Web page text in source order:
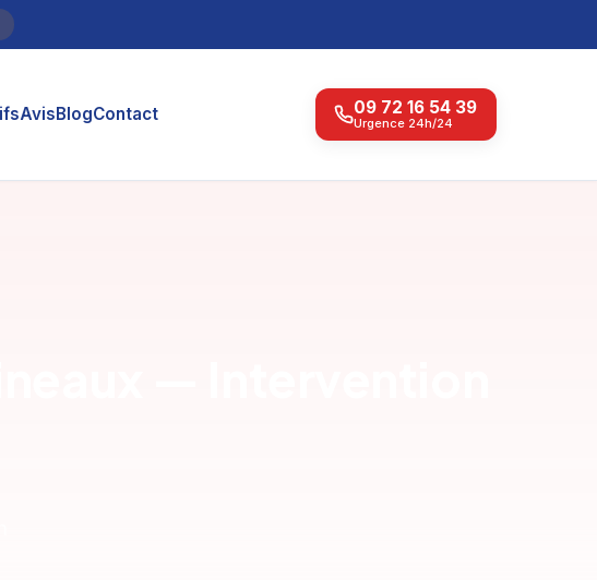
AvisBlogContact 09 72 16 54 39
Urgence 24h/24